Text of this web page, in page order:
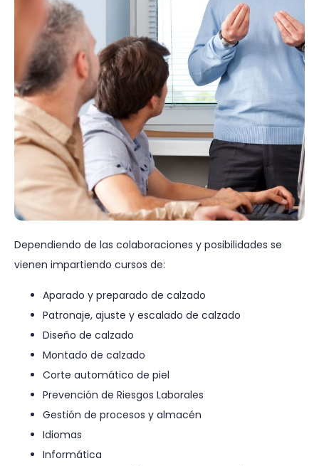
Dependiendo de las colaboraciones y posibilidades se
vienen impartiendo cursos de:
Aparado y preparado de calzado
Patronaje, ajuste y escalado de calzado
Diseño de calzado
Montado de calzado
Corte automático de piel
Prevención de Riesgos Laborales
Gestión de procesos y almacén
Idiomas
Informática